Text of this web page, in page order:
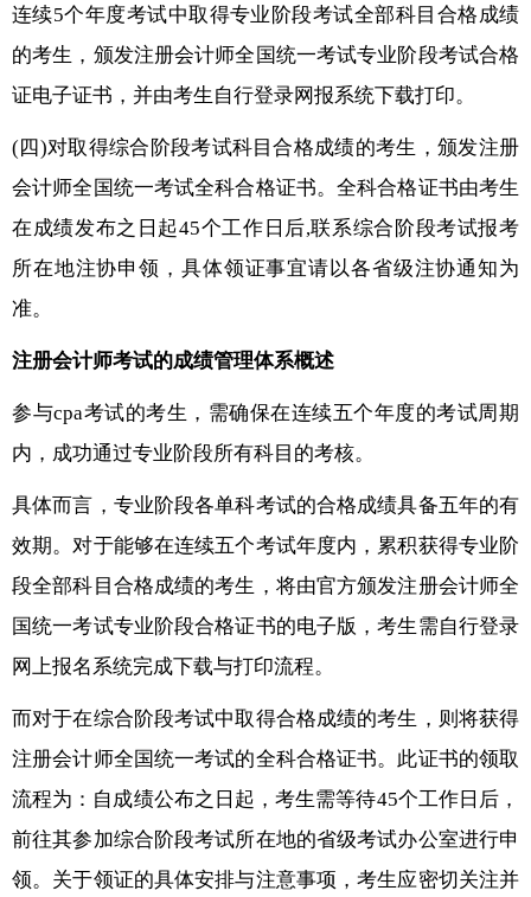
连续5个年度考试中取得专业阶段考试全部科目合格成绩
的考生，颁发注册会计师全国统一考试专业阶段考试合格
证电子证书，并由考生自行登录网报系统下载打印。
(四)对取得综合阶段考试科目合格成绩的考生，颁发注册
会计师全国统一考试全科合格证书。全科合格证书由考生
在成绩发布之日起45个工作日后,联系综合阶段考试报考
所在地注协申领，具体领证事宜请以各省级注协通知为
准。
注册会计师考试的成绩管理体系概述
参与cpa考试的考生，需确保在连续五个年度的考试周期
内，成功通过专业阶段所有科目的考核。
具体而言，专业阶段各单科考试的合格成绩具备五年的有
效期。对于能够在连续五个考试年度内，累积获得专业阶
段全部科目合格成绩的考生，将由官方颁发注册会计师全
国统一考试专业阶段合格证书的电子版，考生需自行登录
网上报名系统完成下载与打印流程。
而对于在综合阶段考试中取得合格成绩的考生，则将获得
注册会计师全国统一考试的全科合格证书。此证书的领取
流程为：自成绩公布之日起，考生需等待45个工作日后，
前往其参加综合阶段考试所在地的省级考试办公室进行申
领。关于领证的具体安排与注意事项，考生应密切关注并